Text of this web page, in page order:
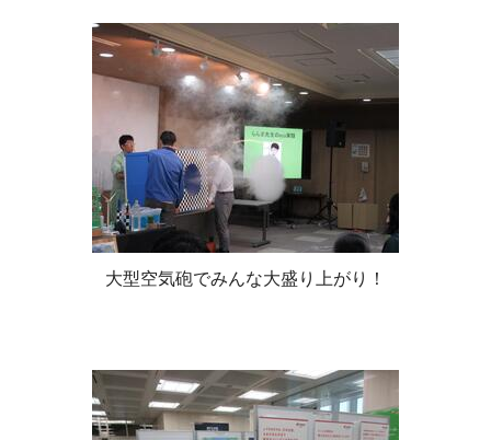
大型空気砲でみんな大盛り上がり！